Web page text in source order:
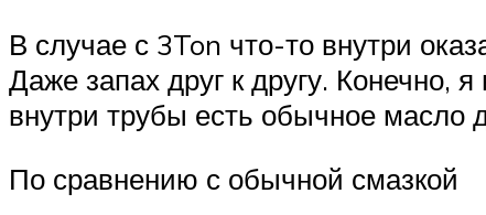
В случае с 3Ton что-то внутри
Даже запах друг к другу. Конечно,
внутри трубы есть обычное масло
По сравнению с обычной смазкой